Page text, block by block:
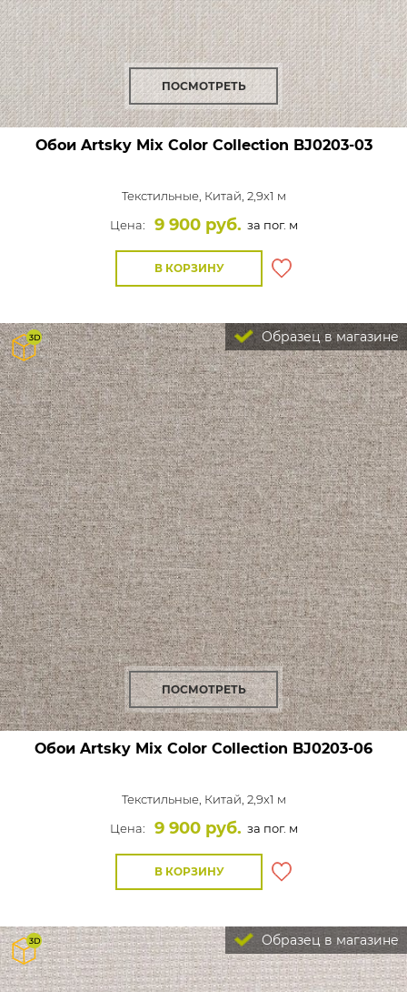
ПОСМОТРЕТЬ
Обои Artsky Mix Color Collection BJ0203-03
Текстильные, Китай, 2,9x1 м
Цена:
9 900 руб. за пог. м
В КОРЗИНУ
Образец в магазине
ПОСМОТРЕТЬ
Обои Artsky Mix Color Collection BJ0203-06
Текстильные, Китай, 2,9x1 м
Цена:
9 900 руб. за пог. м
В КОРЗИНУ
Образец в магазине